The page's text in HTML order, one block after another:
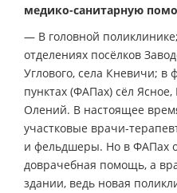
медико-санитарную
— В головной
отделениях посёлков
Углового, села Кневичи; в
пунктах (ФАПах) сёл
Олений. В настоящее
участковые врачи-
и фельдшеры. Но в ФАПах
доврачебная помощь, а
здании, ведь новая